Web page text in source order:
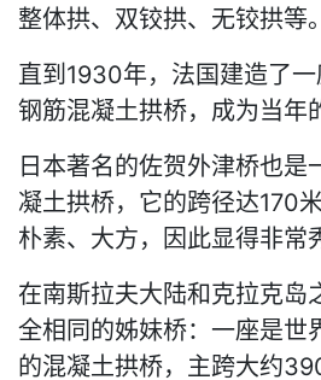
整体拱、双铰拱、无铰拱等。
直到1930年，法国建造了
钢筋混凝土拱桥，成为当年
日本著名的佐贺外津桥也是
凝土拱桥，它的跨径达170
朴素、大方，因此显得非常
在南斯拉夫大陆和克拉克岛
全相同的姊妹桥：一座是世
的混凝土拱桥，主跨大约